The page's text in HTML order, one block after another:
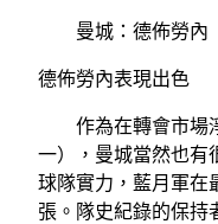
曼城：德佈勞內
德佈勞內表現出色
作為在轉會市場
一），曼城當然也有
球隊實力，藍月軍在
張。隊史紀錄的保持